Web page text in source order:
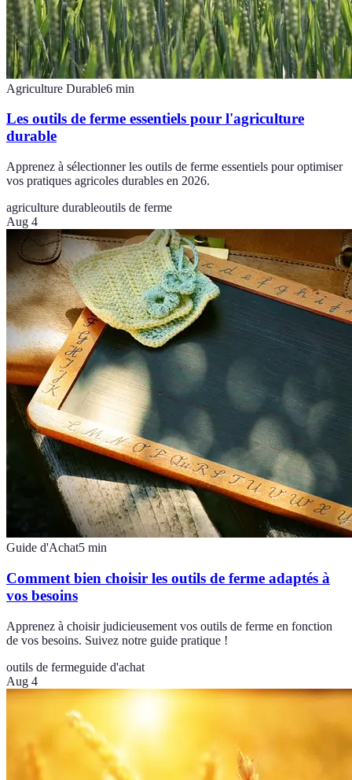
Agriculture Durable6 min
Les outils de ferme essentiels pour l'agriculture
durable
Apprenez à sélectionner les outils de ferme essentiels pour optimiser
vos pratiques agricoles durables en 2026.
agriculture durableoutils de ferme
Aug 4
Guide d'Achat5 min
Comment bien choisir les outils de ferme adaptés à
vos besoins
Apprenez à choisir judicieusement vos outils de ferme en fonction
de vos besoins. Suivez notre guide pratique !
outils de fermeguide d'achat
Aug 4